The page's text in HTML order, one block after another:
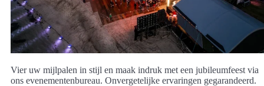
Vier uw mijlpalen in stijl en maak indruk met een jubileumfeest via
ons evenementenbureau. Onvergetelijke ervaringen gegarandeerd.